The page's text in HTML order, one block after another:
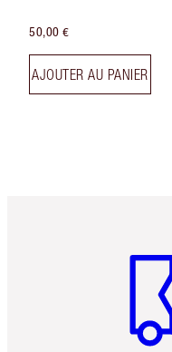
50,00 €
AJOUTER AU PANIER